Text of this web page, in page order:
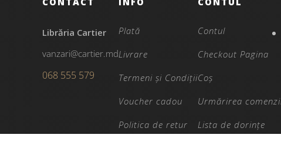
Librăria Cartier
vanzari@cartier.md
068 555 579
Plată
Livrare
Termeni și Condiții
Voucher cadou
Politica de retur
Contul
Checkout Pagina
Coș
Urmărirea
Lista de dorințe